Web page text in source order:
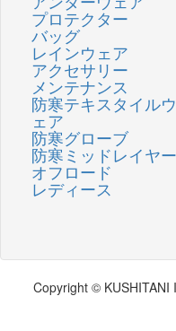
プロテクター
バッグ
レインウェア
アクセサリー
メンテナンス
防寒テキスタイルウ
ェア
防寒グローブ
防寒ミッドレイヤー
オフロード
レディース
Copyright © KUSHITANI